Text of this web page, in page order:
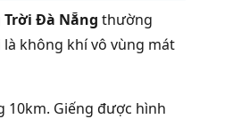
Trời Đà Nẵng thường
không khí vô vùng mát
10km. Giếng được hình